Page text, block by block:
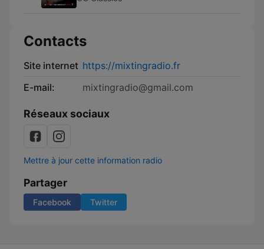
Contacts
Site internet https://mixtingradio.fr
E-mail:
mixtingradio@gmail.com
Réseaux sociaux
Mettre à jour cette information radio
Partager
Facebook Twitter